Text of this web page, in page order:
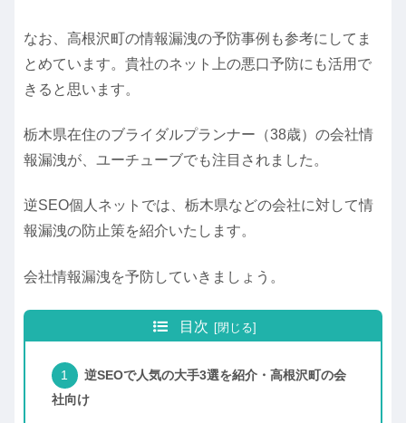
なお、高根沢町の情報漏洩の予防事例も参考にしてま
とめています。貴社のネット上の悪口予防にも活用で
きると思います。
栃木県在住のブライダルプランナー（38歳）の会社情
報漏洩が、ユーチューブでも注目されました。
逆SEO個人ネットでは、栃木県などの会社に対して情
報漏洩の防止策を紹介いたします。
会社情報漏洩を予防していきましょう。
目次
逆SEOで人気の大手3選を紹介・高根沢町の会
社向け